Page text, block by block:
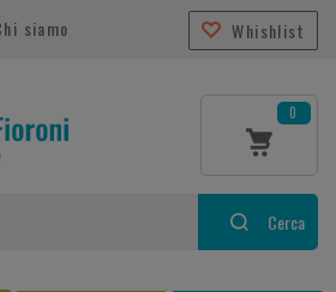
siamo Whishlist
0
Cerca